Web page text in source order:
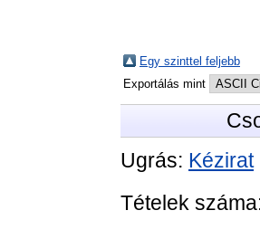
Egy szinttel feljebb
Exportálás mint
Ugrás: Kézirat
Tételek